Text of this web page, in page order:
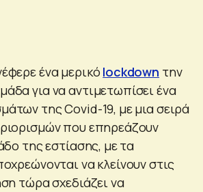
ένα μερικό lockdown την
για να αντιμετωπίσει ένα
της Covid-19, με μια σειρά
που επηρεάζουν
της εστίασης, με τα
να κλείνουν στις
τώρα σχεδιάζει να